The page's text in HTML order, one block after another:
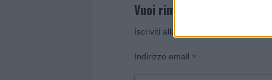
Vuoi rimanere sempre
Iscriviti alla newsletter di Gallura
Indirizzo email *